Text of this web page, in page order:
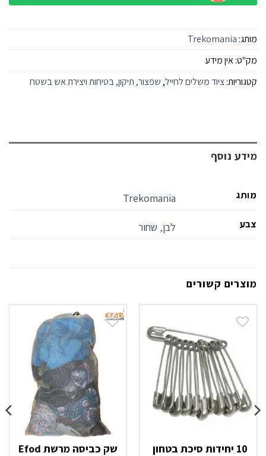
מותג: Trekomania
מק"ט:אין מידע
קטגוריות:ציוד משלים לחייל, שפצור, תיקון, בטיחות ויצירת אש בשטח
מידע נוסף
מותג Trekomania
צבע לבן, שחור
מוצרים קשורים
10 יחידות סיכת בטחון שק כביסה מרשת Efod